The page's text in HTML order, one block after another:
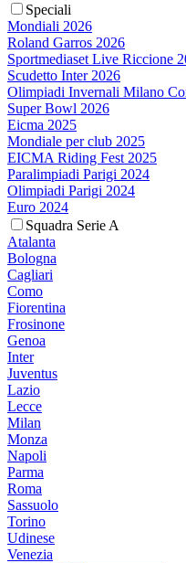
Speciali
Mondiali 2026
Roland Garros 2026
Sportmediaset Live Riccione
Scudetto Inter 2026
Olimpiadi Invernali Milano
Super Bowl 2026
Eicma 2025
Mondiale per club 2025
EICMA Riding Fest 2025
Paralimpiadi Parigi 2024
Olimpiadi Parigi 2024
Euro 2024
Squadra Serie A
Atalanta
Bologna
Cagliari
Como
Fiorentina
Frosinone
Genoa
Inter
Juventus
Lazio
Lecce
Milan
Monza
Napoli
Parma
Roma
Sassuolo
Torino
Udinese
Venezia